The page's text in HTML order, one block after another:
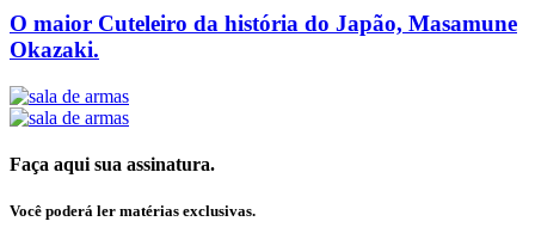
O maior Cuteleiro da história do Japão, Masamune
Okazaki.
Faça aqui sua assinatura.
Você poderá ler matérias exclusivas.